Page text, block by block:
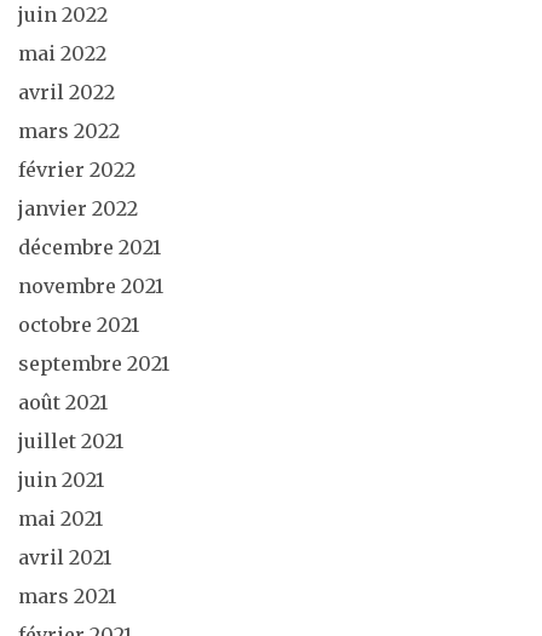
juin 2022
mai 2022
avril 2022
mars 2022
février 2022
janvier 2022
décembre 2021
novembre 2021
octobre 2021
septembre 2021
août 2021
juillet 2021
juin 2021
mai 2021
avril 2021
mars 2021